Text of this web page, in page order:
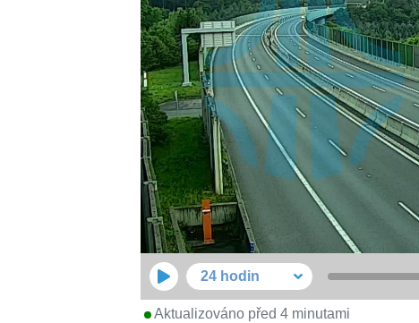
24 hodin
Aktualizováno před 4 minutami